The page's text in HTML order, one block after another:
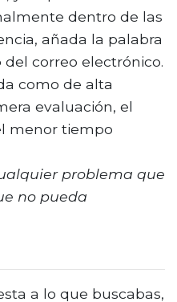
dentro de las
añada la palabra
del correo electrónico.
como de alta
evaluación, el
menor tiempo
problema que
no pueda
a lo que buscabas,